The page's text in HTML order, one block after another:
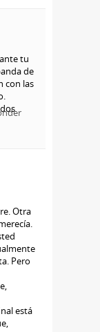
tu
de
con las
Otra
Pero
está